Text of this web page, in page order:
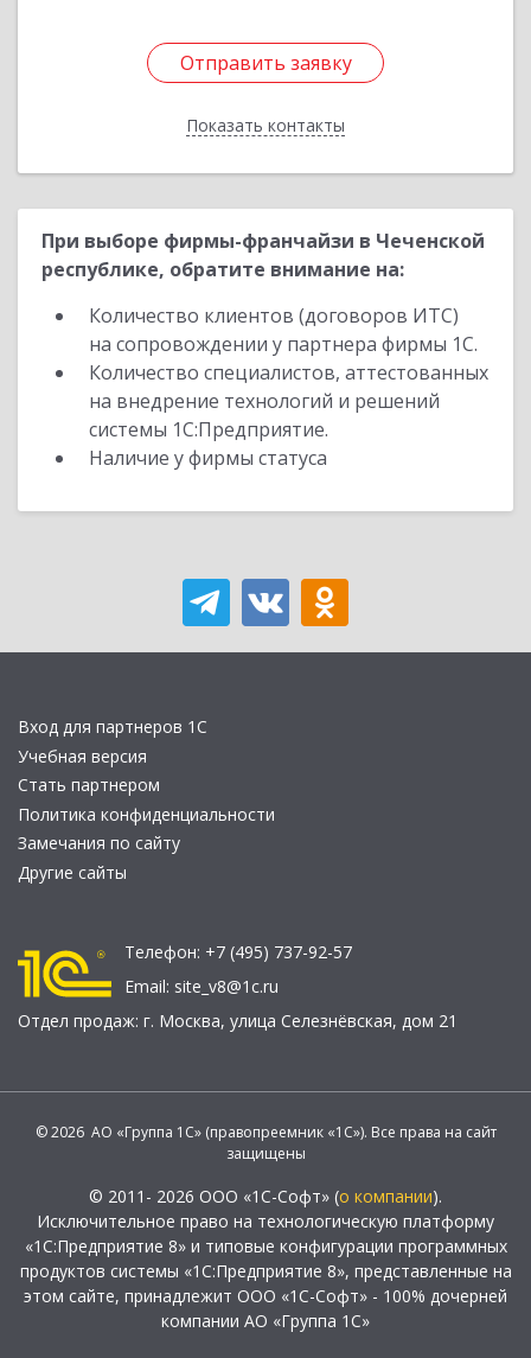
Отправить заявку
Показать контакты
Отправить заявку
Назад
При выборе фирмы-франчайзи в Чеченской
республике, обратите внимание на:
Количество клиентов (договоров ИТС)
на сопровождении у партнера фирмы 1С.
Количество специалистов, аттестованных
на внедрение технологий и решений
системы 1С:Предприятие.
Наличие у фирмы статуса
Вход для партнеров 1С
Учебная версия
Стать партнером
Политика конфиденциальности
Замечания по сайту
Другие сайты
Телефон: +7 (495) 737-92-57
Email: site_v8@1c.ru
Отдел продаж: г. Москва, улица Селезнёвская, дом 21
© 2026 АО «Группа 1С» (правопреемник «1С»). Все права на сайт
защищены
© 2011- 2026 ООО «1С-Софт» (о компании).
Исключительное право на технологическую платформу
«1С:Предприятие 8» и типовые конфигурации программных
продуктов системы «1С:Предприятие 8», представленные на
этом сайте, принадлежит ООО «1С-Софт» - 100% дочерней
компании АО «Группа 1С»